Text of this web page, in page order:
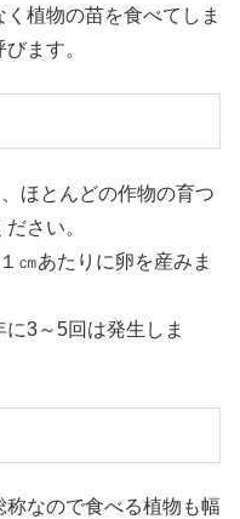
植物の苗を食べてしま
ます。
ほとんどの作物の育つ
さい。
㎝あたりに卵を産みま
3～5回は発生しま
なので食べる植物も幅